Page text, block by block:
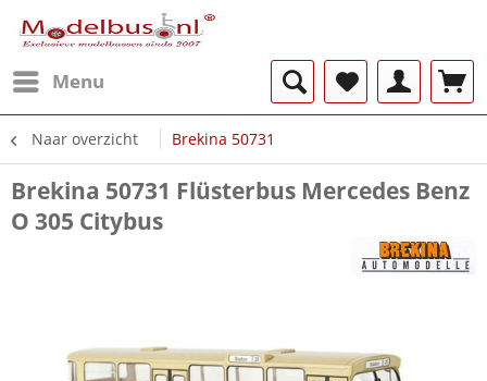
Menu
Naar overzicht Brekina 50731
Brekina 50731 Flüsterbus Mercedes Benz
O 305 Citybus